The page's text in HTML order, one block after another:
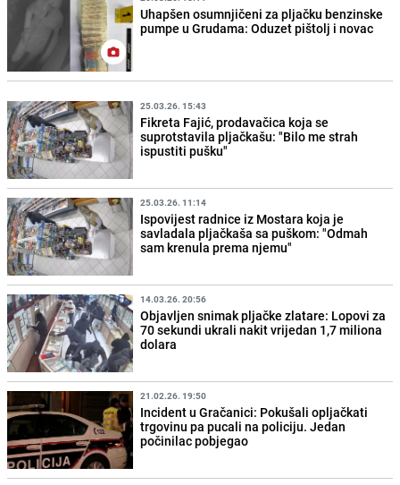
Uhapšen osumnjičeni za pljačku benzinske
pumpe u Grudama: Oduzet pištolj i novac
25.03.26. 15:43
Fikreta Fajić, prodavačica koja se
suprotstavila pljačkašu: "Bilo me strah
ispustiti pušku"
25.03.26. 11:14
Ispovijest radnice iz Mostara koja je
savladala pljačkaša sa puškom: "Odmah
sam krenula prema njemu"
14.03.26. 20:56
Objavljen snimak pljačke zlatare: Lopovi za
70 sekundi ukrali nakit vrijedan 1,7 miliona
dolara
21.02.26. 19:50
Incident u Gračanici: Pokušali opljačkati
trgovinu pa pucali na policiju. Jedan
počinilac pobjegao